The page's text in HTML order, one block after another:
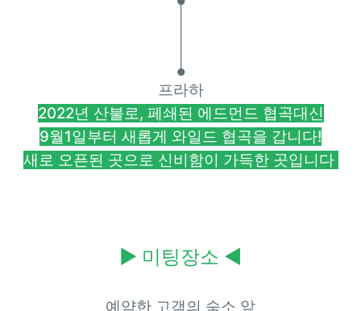
프라하
2022년 산불로, 페쇄된 에드먼드 협곡대신
9월1일부터 새롭게 와일드 협곡을 갑니다!
새로 오픈된 곳으로 신비함이 가득한 곳입 니다
▶ 미팅장소 ◀
예약한 고객의 숙소 앞